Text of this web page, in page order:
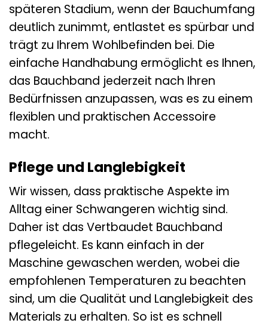
späteren Stadium, wenn der Bauchumfang
deutlich zunimmt, entlastet es spürbar und
trägt zu Ihrem Wohlbefinden bei. Die
einfache Handhabung ermöglicht es Ihnen,
das Bauchband jederzeit nach Ihren
Bedürfnissen anzupassen, was es zu einem
flexiblen und praktischen Accessoire
macht.
Pflege und Langlebigkeit
Wir wissen, dass praktische Aspekte im
Alltag einer Schwangeren wichtig sind.
Daher ist das Vertbaudet Bauchband
pflegeleicht. Es kann einfach in der
Maschine gewaschen werden, wobei die
empfohlenen Temperaturen zu beachten
sind, um die Qualität und Langlebigkeit des
Materials zu erhalten. So ist es schnell